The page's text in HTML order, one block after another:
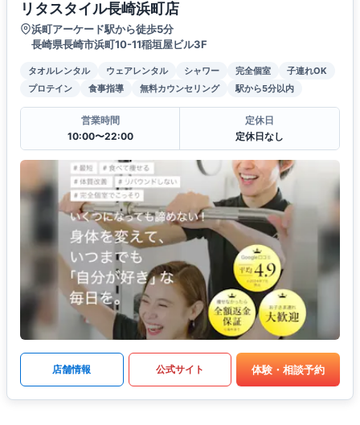
リタスタイル長崎浜町店
浜町アーケード駅から徒歩5分
長崎県長崎市浜町10-11稲垣屋ビル3F
タオルレンタル ウェアレンタル シャワー 完全個室
子連れOK
プロテイン
食事指導 無料カウンセリング 駅から5分以内
営業時間
10:00〜22:00
定休日
定休日なし
店舗情報 公式サイト 体験・相談予約